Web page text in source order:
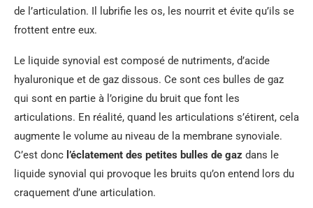
de l’articulation. Il lubrifie les os, les nourrit et évite qu’ils se
frottent entre eux.
Le liquide synovial est composé de nutriments, d’acide
hyaluronique et de gaz dissous. Ce sont ces bulles de gaz
qui sont en partie à l’origine du bruit que font les
articulations. En réalité, quand les articulations s’étirent, cela
augmente le volume au niveau de la membrane synoviale.
C’est donc l’éclatement des petites bulles de gaz dans le
liquide synovial qui provoque les bruits qu’on entend lors du
craquement d’une articulation.